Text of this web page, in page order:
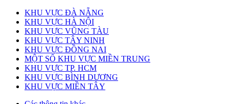
KHU VỰC ĐÀ NẴNG
KHU VỰC HÀ NỘI
KHU VỰC VŨNG TÀU
KHU VỰC TÂY NINH
KHU VỰC ĐỒNG NAI
MỘT SỐ KHU VỰC MIỀN TRUNG
KHU VỰC TP. HCM
KHU VỰC BÌNH DƯƠNG
KHU VỰC MIỀN TÂY